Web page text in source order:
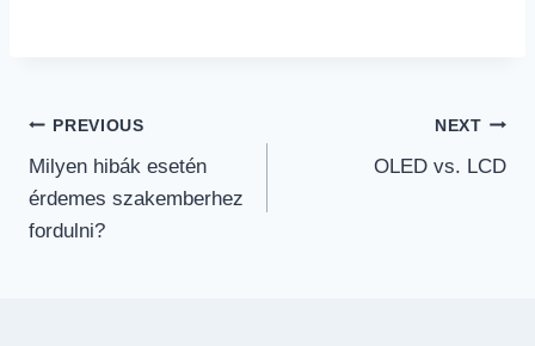
PREVIOUS
Milyen hibák esetén
érdemes szakemberhez
fordulni?
NEXT
OLED vs. LCD